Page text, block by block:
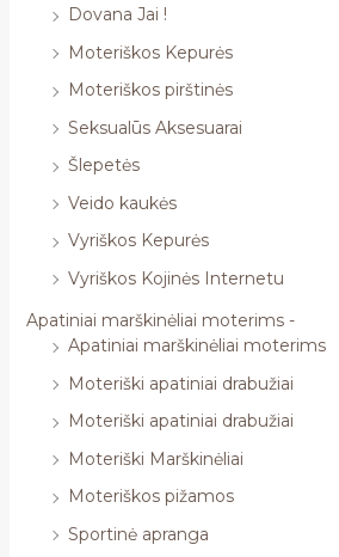
Dovana Jai !
Moteriškos Kepurės
Moteriškos pirštinės
Seksualūs Aksesuarai
Šlepetės
Veido kaukės
Vyriškos Kepurės
Vyriškos Kojinės Internetu
Apatiniai marškinėliai moterims -
Apatiniai marškinėliai moterims
Moteriški apatiniai drabužiai
Moteriški apatiniai drabužiai
Moteriški Marškinėliai
Moteriškos pižamos
Sportinė apranga